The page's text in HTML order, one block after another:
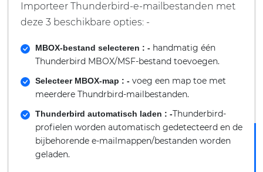
Importeer Thunderbird-e-mailbestanden met
deze 3 beschikbare opties: -
MBOX-bestand selecteren : - handmatig één
Thunderbird MBOX/MSF-bestand toevoegen.
Selecteer MBOX-map : - voeg een map toe met
meerdere Thundrbird-mailbestanden.
Thunderbird automatisch laden : -Thunderbird-
profielen worden automatisch gedetecteerd en de
bijbehorende e-mailmappen/bestanden worden
geladen.